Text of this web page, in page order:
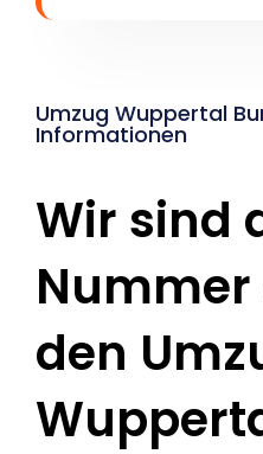
Umzug Wuppertal
Informationen
Wir sind
den